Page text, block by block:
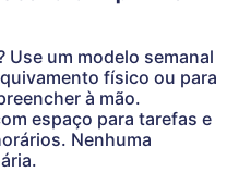
Use um modelo semanal
físico ou para
à mão.
espaço para tarefas e
Nenhuma